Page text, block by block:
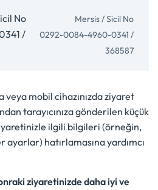
No
/
veya mobil cihazınızda ziyaret
tarayıcınıza gönderilen küçük
ilgili bilgileri (örneğin,
hatırlamasına yardımcı
ziyaretinizde daha iyi ve